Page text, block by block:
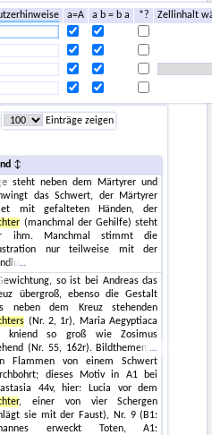
a=A a b = b a *?
Zellinhalt
Einträge zeigen
steht neben dem Märtyrer und
das Schwert, der Märtyrer
mit gefalteten Händen, der
(manchmal der Gehilfe) steht
ihm. Manchmal stimmt die
nur teilweise mit der
so ist bei Andreas das
übergroß, ebenso die Gestalt
neben dem Kreuz stehenden
(Nr. 2, 1r), Maria Aegyptiaca
kniend so groß wie Zosimus
(Nr. 55, 162r). Bildthemen:
Flammen von einem Schwert
dieses Motiv in A1 bei
44v, hier: Lucia vor dem
, einer von vier Schergen
sie mit der Faust), Nr. 9 (B1:
erweckt Toten, A1: